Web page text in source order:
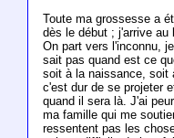
Toute ma grossesse a
dès le début ; j'arrive au
On part vers l'inconnu,
sait pas quand est ce
soit à la naissance, soit
c'est dur de se projeter
quand il sera là. J'ai
ma famille qui me
ressentent pas les